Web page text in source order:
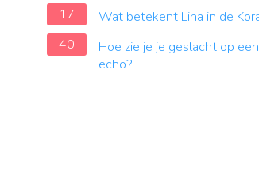
17
Wat betekent Lina in de
40
Hoe zie je je geslacht op een
echo?